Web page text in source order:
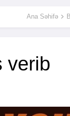
Ana Səhifə
verib